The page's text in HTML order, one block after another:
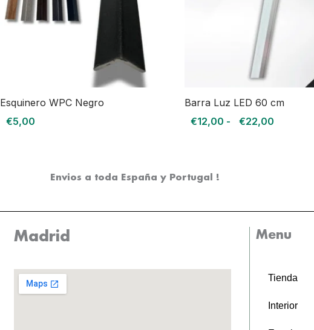
Esquinero WPC Negro
€5,00
Barra Luz LED 60 cm
€12,00 - €22,00
Envios a toda España y Portugal !
Madrid Menu
Tienda
Interior